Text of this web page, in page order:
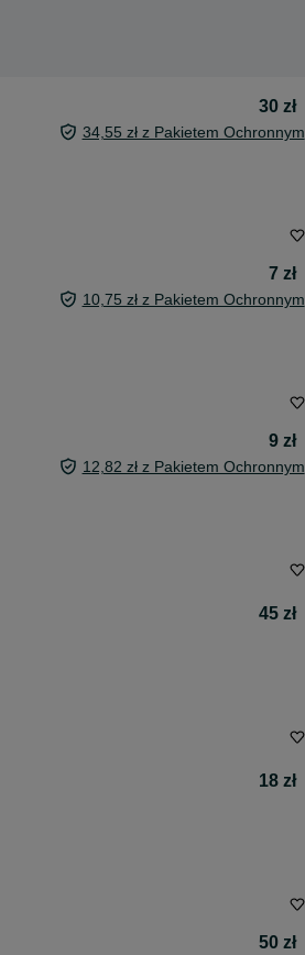
30 zł
34,55 zł z Pakietem Ochronnym
7 zł
10,75 zł z Pakietem Ochronnym
9 zł
12,82 zł z Pakietem Ochronnym
45 zł
18 zł
50 zł